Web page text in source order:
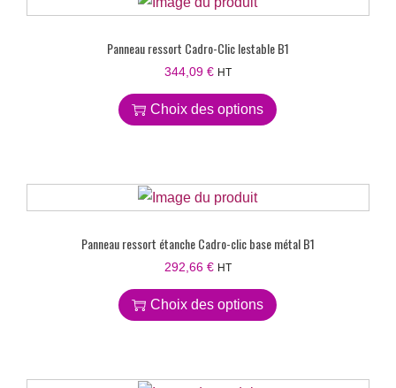
Panneau ressort Cadro-Clic lestable B1
344,09 € HT
Choix des options
Panneau ressort étanche Cadro-clic base métal B1
292,66 € HT
Choix des options